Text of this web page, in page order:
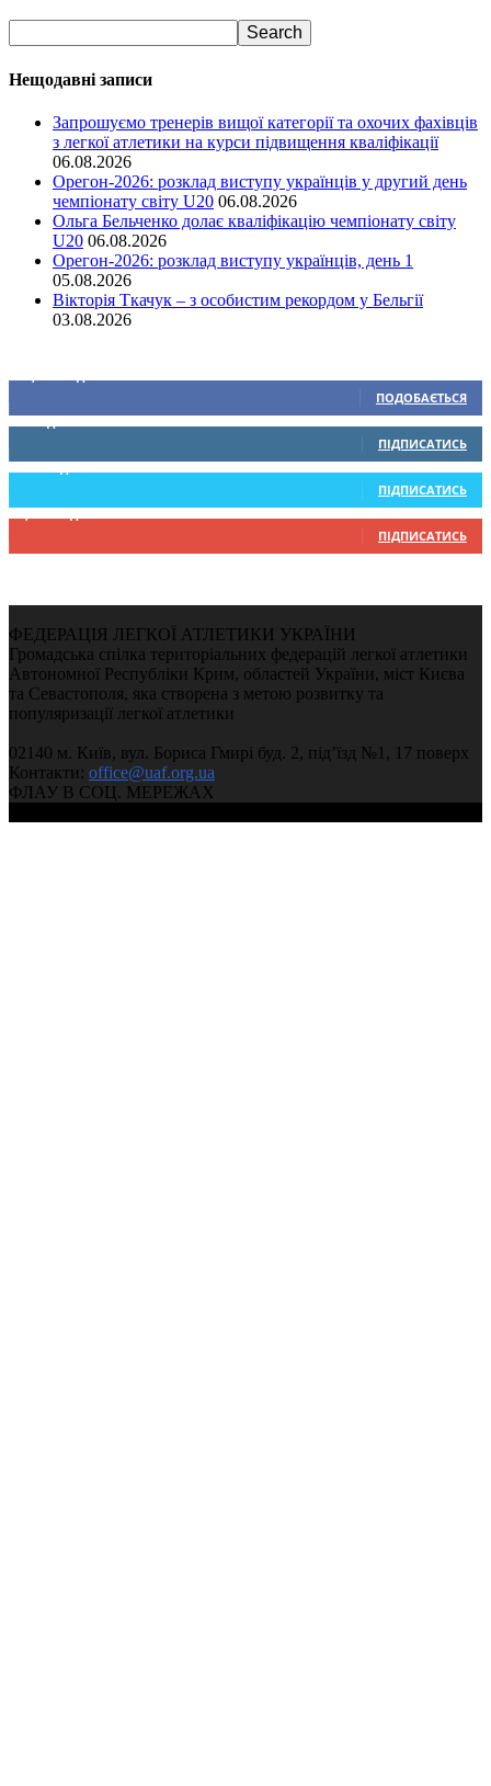
Нещодавні записи
Запрошуємо тренерів вищої категорії та охочих фахівців
з легкої атлетики на курси підвищення кваліфікації
06.08.2026
Орегон-2026: розклад виступу українців у другий день
чемпіонату світу U20 06.08.2026
Ольга Бельченко долає кваліфікацію чемпіонату світу
U20 06.08.2026
Орегон-2026: розклад виступу українців, день 1
05.08.2026
Вікторія Ткачук – з особистим рекордом у Бельгії
03.08.2026
ПОДОБАЄТЬСЯ
0 Підписників
ПІДПИСАТИСЬ
234 Підписників
ПІДПИСАТИСЬ
9,370 Підписників
ПІДПИСАТИСЬ
ФЕДЕРАЦІЯ ЛЕГКОЇ АТЛЕТИКИ УКРАЇНИ
Громадська спілка територіальних федерацій легкої атлетики
Автономної Республіки Крим, областей України, міст Києва
та Севастополя, яка створена з метою розвитку та
популяризації легкої атлетики
02140 м. Київ, вул. Бориса Гмирі буд. 2, під’їзд №1, 17 поверх
Контакти: office@uaf.org.ua
ФЛАУ В СОЦ. МЕРЕЖАХ